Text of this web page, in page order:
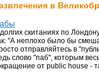
в
скитаниях по
"А неплохо было бы
отправляйтесь в
слово "паб", которым
от public house -